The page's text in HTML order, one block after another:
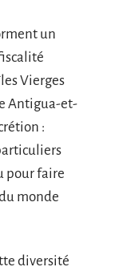
un
Vierges
Antigua-et-
:
pour faire
monde
diversité